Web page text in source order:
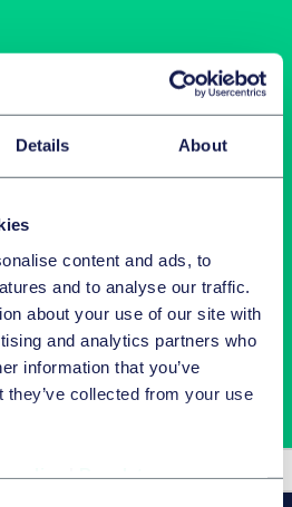
Details About
content and ads, to
and to analyse our traffic.
about your use of our site with
and analytics partners who
information that you’ve
they’ve collected from your use
Webinars
nos experts sur les dernières